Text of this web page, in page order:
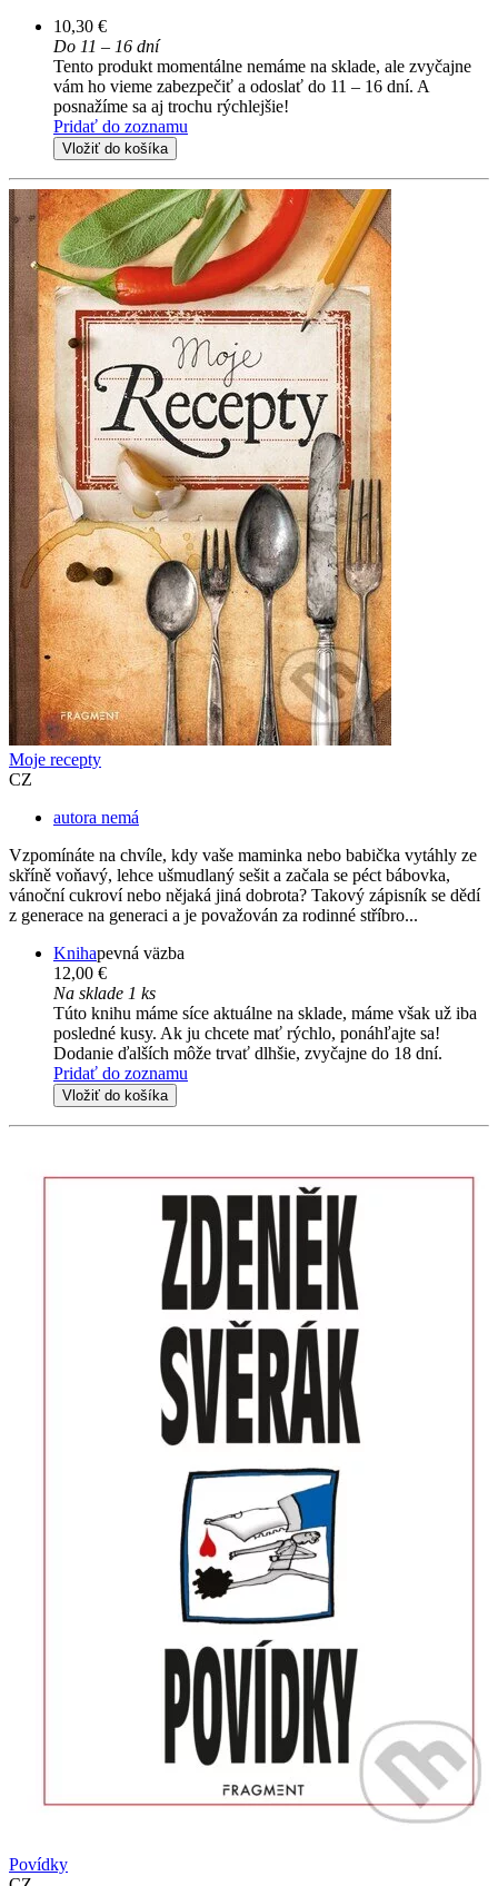
10,30 €
Do 11 – 16 dní
Tento produkt momentálne nemáme na sklade, ale zvyčajne
vám ho vieme zabezpečiť a odoslať do 11 – 16 dní. A
posnažíme sa aj trochu rýchlejšie!
Pridať do zoznamu
Vložiť do košíka
Moje recepty
CZ
autora nemá
Vzpomínáte na chvíle, kdy vaše maminka nebo babička vytáhly ze
skříně voňavý, lehce ušmudlaný sešit a začala se péct bábovka,
vánoční cukroví nebo nějaká jiná dobrota? Takový zápisník se dědí
z generace na generaci a je považován za rodinné stříbro...
Knihapevná väzba
12,00 €
Na sklade 1 ks
Túto knihu máme síce aktuálne na sklade, máme však už iba
posledné kusy. Ak ju chcete mať rýchlo, ponáhľajte sa!
Dodanie ďalších môže trvať dlhšie, zvyčajne do 18 dní.
Pridať do zoznamu
Vložiť do košíka
Povídky